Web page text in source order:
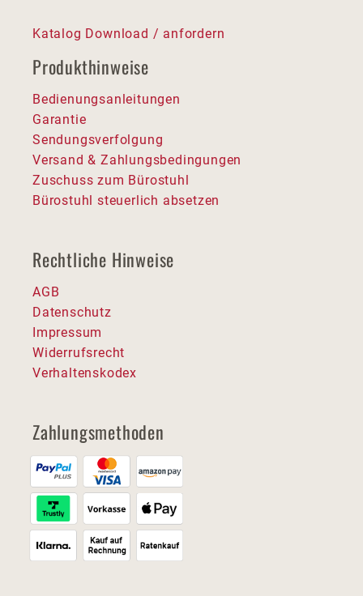
Katalog Download / anfordern
Produkthinweise
Bedienungsanleitungen
Garantie
Sendungsverfolgung
Versand & Zahlungsbedingungen
Zuschuss zum Bürostuhl
Bürostuhl steuerlich absetzen
Rechtliche Hinweise
AGB
Datenschutz
Impressum
Widerrufsrecht
Verhaltenskodex
Zahlungsmethoden